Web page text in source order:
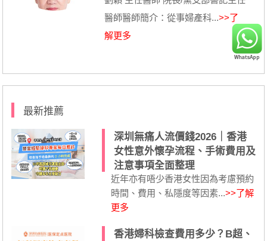
醫師醫師簡介：從事婦產科...>>了
解更多
最新推薦
深圳無痛人流價錢2026｜香港
女性意外懷孕流程、手術費用及
注意事項全面整理
近年亦有唔少香港女性因為考慮預約
時間、費用、私隱度等因素...>>了解
更多
香港婦科檢查費用多少？B超、